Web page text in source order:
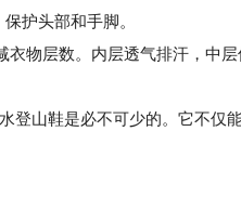
护头部和手脚。
物层数。内层透气排汗，中
山鞋是必不可少的。它不仅